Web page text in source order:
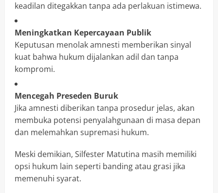
keadilan ditegakkan tanpa ada perlakuan istimewa.
Meningkatkan Kepercayaan Publik
Keputusan menolak amnesti memberikan sinyal
kuat bahwa hukum dijalankan adil dan tanpa
kompromi.
Mencegah Preseden Buruk
Jika amnesti diberikan tanpa prosedur jelas, akan
membuka potensi penyalahgunaan di masa depan
dan melemahkan supremasi hukum.
Meski demikian, Silfester Matutina masih memiliki
opsi hukum lain seperti banding atau grasi jika
memenuhi syarat.